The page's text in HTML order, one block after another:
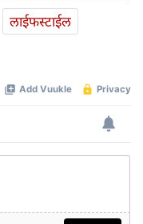
लाईफस्टाईल